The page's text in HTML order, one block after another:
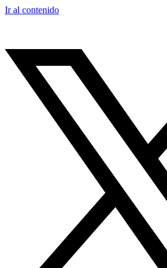
Ir al contenido